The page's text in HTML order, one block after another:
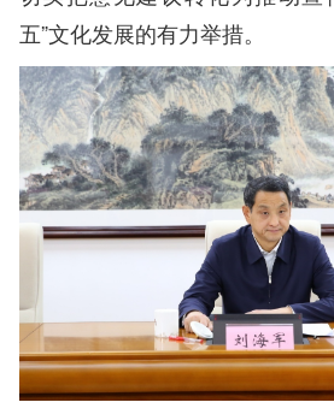
五”文化发展的有力举措。